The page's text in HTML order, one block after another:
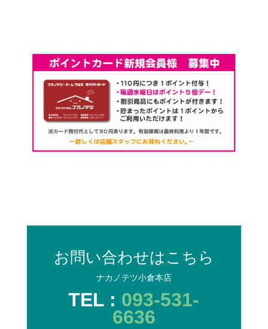
お問い合わせはこちら
ナカノテツ小倉本店
TEL : 093-531-
6636